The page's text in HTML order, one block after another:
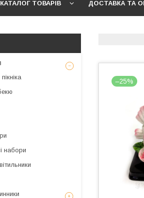
КАТАЛОГ ТОВАРІВ ДОСТАВКА ТА
–25%
набори